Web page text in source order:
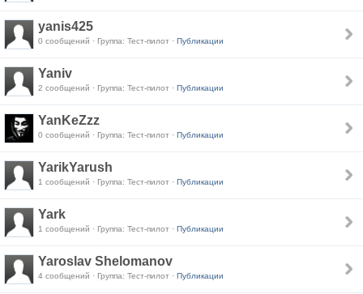
yanis425
0 сообщений · Группа: Тест-пилот · Публикации
Yaniv
2 сообщений · Группа: Тест-пилот · Публикации
YanKeZzz
0 сообщений · Группа: Тест-пилот · Публикации
YarikYarush
1 сообщений · Группа: Тест-пилот · Публикации
Yark
1 сообщений · Группа: Тест-пилот · Публикации
Yaroslav Shelomanov
4 сообщений · Группа: Тест-пилот · Публикации